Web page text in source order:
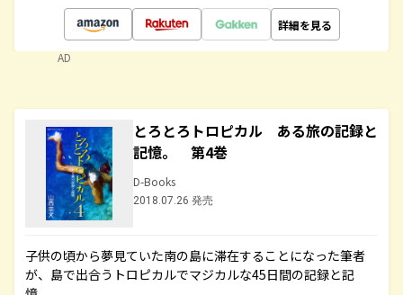
詳細を見る
AD
とろとろトロピカル ある旅の記録と
記憶。 第4巻
D-Books
2018.07.26 発売
子供の頃から夢見ていた南の島に滞在することになった筆者
が、島で出合うトロピカルでマジカルな45日間の記録と記